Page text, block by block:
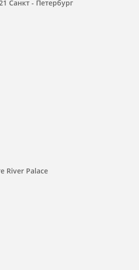
Санкт - Петербург
River Palace